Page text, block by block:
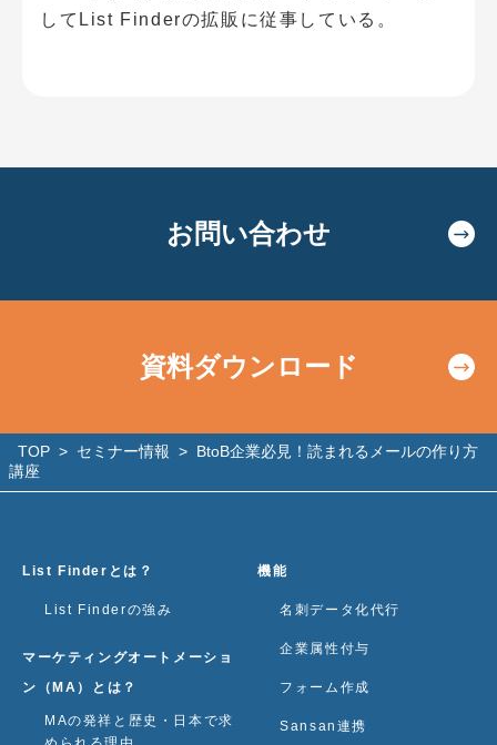
してList Finderの拡販に従事している。
お問い合わせ
資料ダウンロード
TOP > セミナー情報 > BtoB企業必見！読まれるメールの作り方
講座
List Finderとは？
List Finderの強み
マーケティングオートメーショ
ン（MA）とは？
MAの発祥と歴史・日本で求
機能
名刺データ化代行
企業属性付与
フォーム作成
Sansan連携